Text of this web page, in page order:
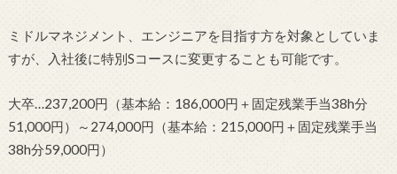
ミドルマネジメント、エンジニアを目指す方を対象としていま
すが、入社後に特別Sコースに変更することも可能です。
大卒…237,200円（基本給：186,000円＋固定残業手当38h分
51,000円）～274,000円（基本給：215,000円＋固定残業手当
38h分59,000円）